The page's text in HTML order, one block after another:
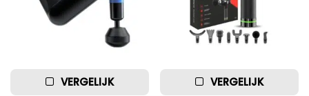
VERGELIJK VERGELIJK